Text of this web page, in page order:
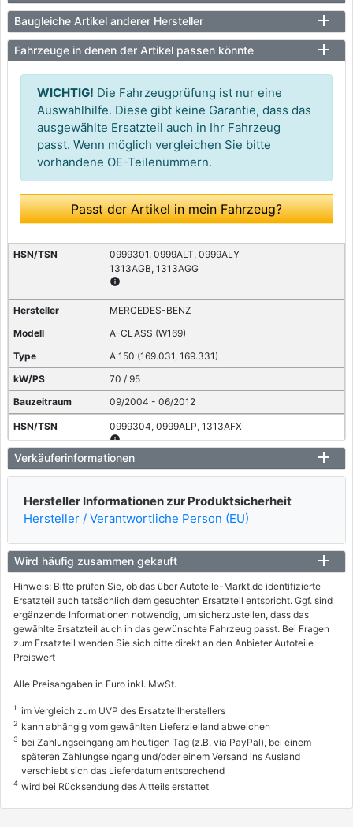
Baugleiche Artikel anderer Hersteller
Fahrzeuge in denen der Artikel passen könnte
WICHTIG! Die Fahrzeugprüfung ist nur eine
Auswahlhilfe. Diese gibt keine Garantie, dass das
ausgewählte Ersatzteil auch in Ihr Fahrzeug
passt. Wenn möglich vergleichen Sie bitte
vorhandene OE-Teilenummern.
Passt der Artikel in mein Fahrzeug?
0999301, 0999ALT, 0999ALY
1313AGB, 1313AGG
info
MERCEDES-BENZ
A-CLASS (W169)
A 150 (169.031, 169.331)
70 / 95
09/2004 - 06/2012
0999304, 0999ALP, 1313AFX
info
MERCEDES-BENZ
A 160 CDI (169.006, 169.306)
09/2004 - 06/2012
0999302, 0999ALU, 1313AGC
info
MERCEDES-BENZ
A-CLASS (W169)
09/2004 - 06/2012
0999305, 0999ALQ, 0999ALX
1313AFY, 1313AGF
info
Verkäuferinformationen
Hersteller Informationen zur Produktsicherheit
Hersteller / Verantwortliche Person (EU)
Wird häufig zusammen gekauft
Hinweis: Bitte prüfen Sie, ob das über Autoteile-Markt.de identifizierte
Ersatzteil auch tatsächlich dem gesuchten Ersatzteil entspricht. Ggf. sind
ergänzende Informationen notwendig, um sicherzustellen, dass das
gewählte Ersatzteil auch in das gewünschte Fahrzeug passt. Bei Fragen
zum Ersatzteil wenden Sie sich bitte direkt an den Anbieter Autoteile
Preiswert
Alle Preisangaben in Euro inkl. MwSt.
1 im Vergleich zum UVP des Ersatzteilherstellers
2 kann abhängig vom gewählten Lieferzielland abweichen
3 bei Zahlungseingang am heutigen Tag (z.B. via PayPal), bei einem
späteren Zahlungseingang und/oder einem Versand ins Ausland
verschiebt sich das Lieferdatum entsprechend
4 wird bei Rücksendung des Altteils erstattet